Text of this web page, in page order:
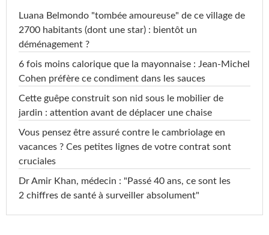
Luana Belmondo "tombée amoureuse" de ce village de
2700 habitants (dont une star) : bientôt un
déménagement ?
6 fois moins calorique que la mayonnaise : Jean-Michel
Cohen préfère ce condiment dans les sauces
Cette guêpe construit son nid sous le mobilier de
jardin : attention avant de déplacer une chaise
Vous pensez être assuré contre le cambriolage en
vacances ? Ces petites lignes de votre contrat sont
cruciales
Dr Amir Khan, médecin : "Passé 40 ans, ce sont les
2 chiffres de santé à surveiller absolument"